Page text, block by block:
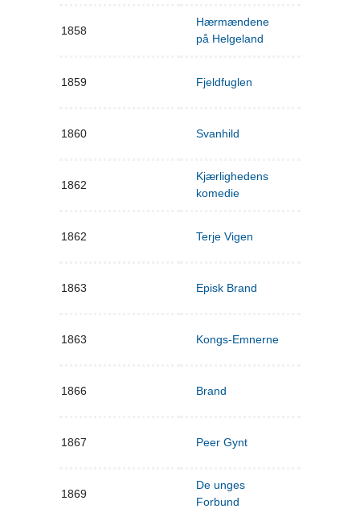
1858
Hærmændene
på Helgeland
1859 Fjeldfuglen
1860 Svanhild
1862
Kjærlighedens
komedie
1862 Terje Vigen
1863 Episk Brand
1863 Kongs-Emnerne
1866 Brand
1867 Peer Gynt
1869
De unges
Forbund